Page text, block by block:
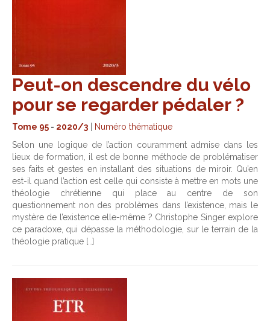
Peut-on descendre du vélo
pour se regarder pédaler ?
Tome 95 - 2020/3
Numéro thématique
Selon une logique de l’action couramment admise dans les
lieux de formation, il est de bonne méthode de problématiser
ses faits et gestes en installant des situations de miroir. Qu’en
est-il quand l’action est celle qui consiste à mettre en mots une
théologie chrétienne qui place au centre de son
questionnement non des problèmes dans l’existence, mais le
mystère de l’existence elle-même ? Christophe Singer explore
ce paradoxe, qui dépasse la méthodologie, sur le terrain de la
théologie pratique […]